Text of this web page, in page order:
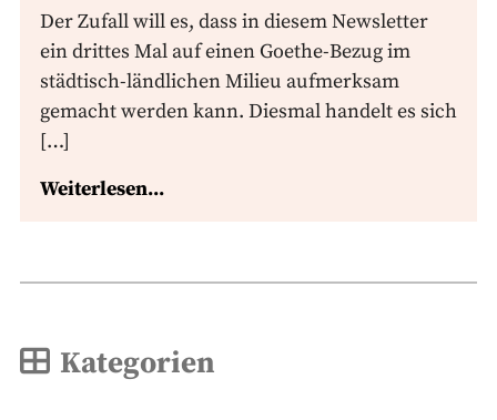
Der Zufall will es, dass in diesem Newsletter
ein drittes Mal auf einen Goethe-Bezug im
städtisch-ländlichen Milieu aufmerksam
gemacht werden kann. Diesmal handelt es sich
[…]
Weiterlesen...
Kategorien